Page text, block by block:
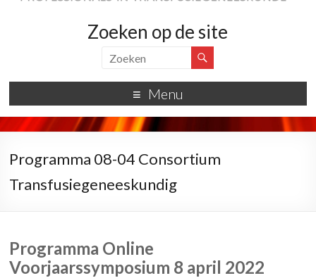
Zoeken op de site
Menu
Programma 08-04 Consortium
Transfusiegeneeskundig
Programma Online
Voorjaarssymposium 8 april 2022